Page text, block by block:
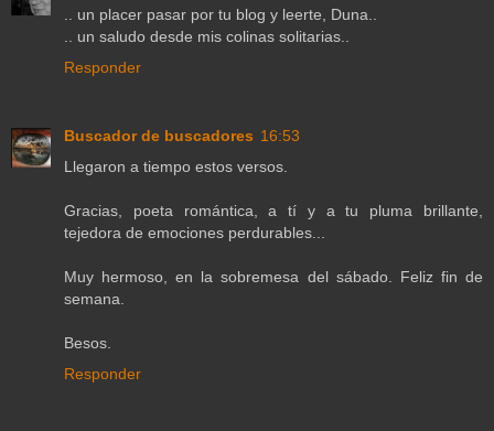
.. un placer pasar por tu blog y leerte, Duna..
.. un saludo desde mis colinas solitarias..
Responder
Buscador de buscadores 16:53
Llegaron a tiempo estos versos.
Gracias, poeta romántica, a tí y a tu pluma brillante,
tejedora de emociones perdurables...
Muy hermoso, en la sobremesa del sábado. Feliz fin de
semana.
Besos.
Responder